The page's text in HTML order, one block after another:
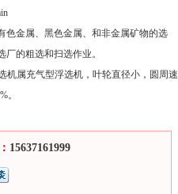
色金属、黑色金属、和非金属矿物的选
的粗选和扫选作业。
机属充气型浮选机，叶轮直径小，圆周速
。
15637161999